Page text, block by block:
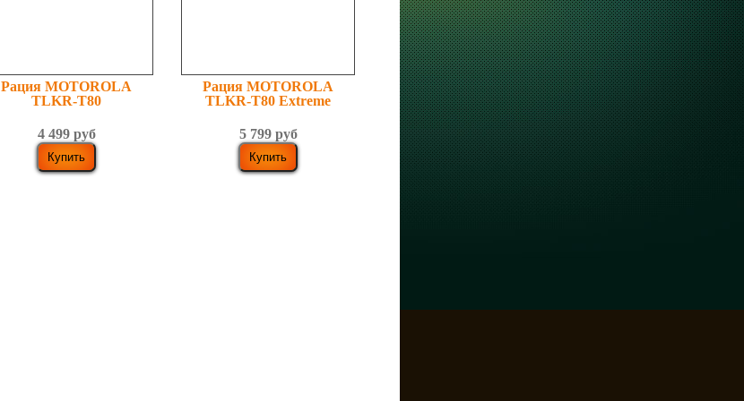
Рация MOTOROLA
TLKR-T80
4 499 руб
Рация MOTOROLA
TLKR-T80 Extreme
5 799 руб